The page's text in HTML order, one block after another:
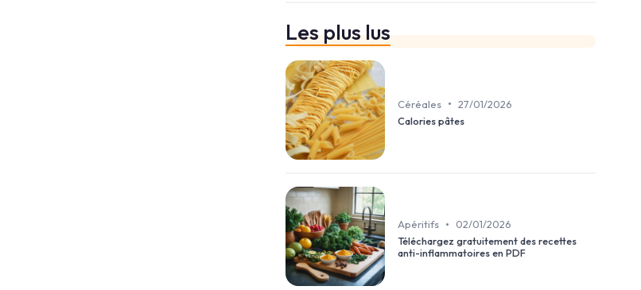
Les plus lus
Céréales • 27/01/2026
Calories pâtes
Apéritifs •
02/01/2026
Téléchargez gratuitement des recettes
anti-inflammatoires en PDF